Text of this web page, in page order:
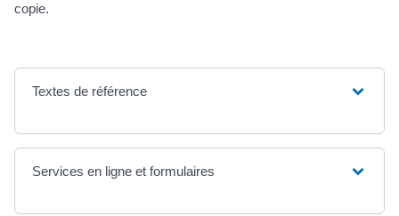
copie.
Textes de référence
Services en ligne et formulaires